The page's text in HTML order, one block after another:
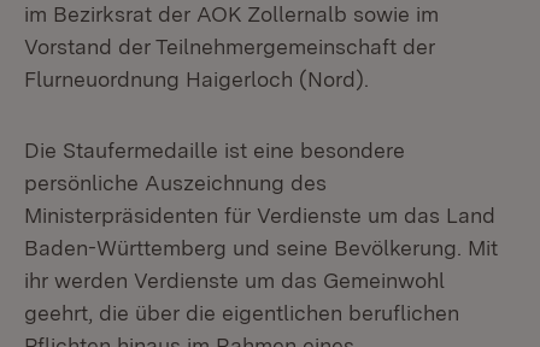
im Bezirksrat der AOK Zollernalb sowie im
Vorstand der Teilnehmergemeinschaft der
Flurneuordnung Haigerloch (Nord).
Die Staufermedaille ist eine besondere
persönliche Auszeichnung des
Ministerpräsidenten für Verdienste um das Land
Baden-Württemberg und seine Bevölkerung. Mit
ihr werden Verdienste um das Gemeinwohl
geehrt, die über die eigentlichen beruflichen